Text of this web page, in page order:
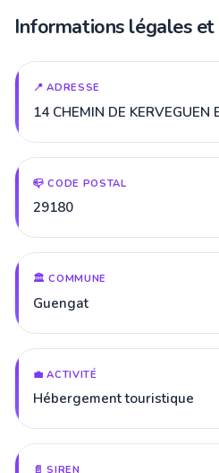
Informations légales
📍 ADRESSE
14 CHEMIN DE
📪 CODE POSTAL
29180
🏛️ COMMUNE
Guengat
💼 ACTIVITÉ
Hébergement touristique
📄 SIREN